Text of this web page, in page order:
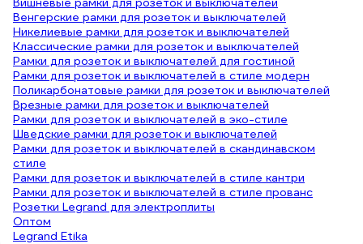
Венгерские рамки для розеток и выключателей
Никелиевые рамки для розеток и выключателей
Классические рамки для розеток и выключателей
Рамки для розеток и выключателей для гостиной
Рамки для розеток и выключателей в стиле модерн
Поликарбонатовые рамки для розеток и выключателей
Врезные рамки для розеток и выключателей
Рамки для розеток и выключателей в эко-стиле
Шведские рамки для розеток и выключателей
Рамки для розеток и выключателей в скандинавском
стиле
Рамки для розеток и выключателей в стиле кантри
Рамки для розеток и выключателей в стиле прованс
Розетки Legrand для электроплиты
Оптом
Legrand Etika